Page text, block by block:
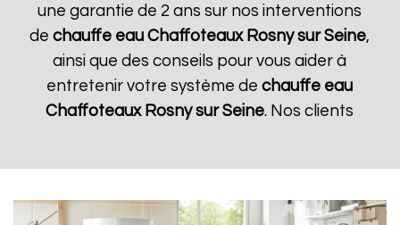
une garantie de 2 ans sur nos interventions
dechauffe eau Chaffoteaux Rosny sur Seine,
ainsi que des conseils pour vous aider à
entretenir votre système dechauffe eau
Chaffoteaux Rosny sur Seine. Nos clients